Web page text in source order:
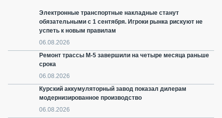
Электронные транспортные накладные станут
обязательными с 1 сентября. Игроки рынка рискуют не
успеть к новым правилам
06.08.2026
Ремонт трассы М-5 завершили на четыре месяца раньше
срока
06.08.2026
Курский аккумуляторный завод показал дилерам
модернизированное производство
06.08.2026